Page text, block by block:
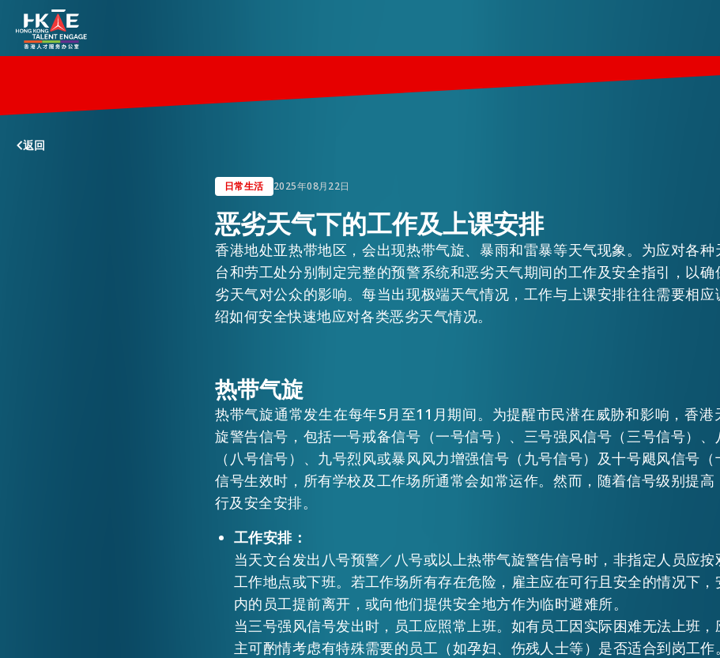
EN 繁 简
返回
日常生活 2025年08月22日
恶劣天气下的工作及上课安排
香港地处亚热带地区，会出现热带气旋、暴雨和雷暴等天气现象。为应对各
台和劳工处分别制定完整的预警系统和恶劣天气期间的工作及安全指引，以
劣天气对公众的影响。每当出现极端天气情况，工作与上课安排往往需要相
绍如何安全快速地应对各类恶劣天气情况。
热带气旋
热带气旋通常发生在每年5月至11月期间。为提醒市民潜在威胁和影响，香
旋警告信号，包括一号戒备信号（一号信号）、三号强风信号（三号信号）
（八号信号）、九号烈风或暴风风力增强信号（九号信号）及十号飓风信号
信号生效时，所有学校及工作场所通常会如常运作。然而，随着信号级别提
行及安全安排。
工作安排：
当天文台发出八号预警／八号或以上热带气旋警告信号时，非指定人员应
工作地点或下班。若工作场所有存在危险，雇主应在可行且安全的情况下
内的员工提前离开，或向他们提供安全地方作为临时避难所。
当三号强风信号发出时，员工应照常上班。如有员工因实际困难无法上班
主可酌情考虑有特殊需要的员工（如孕妇、伤残人士等）是否适合到岗工作。